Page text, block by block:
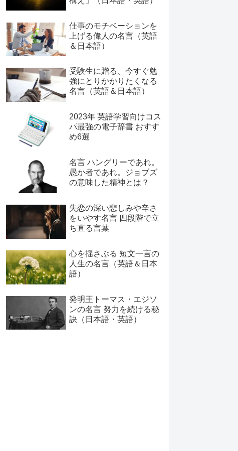
仕事のモチベーションを
上げる偉人の名言（英語
＆日本語）
受験生に贈る、今すぐ勉
強にとりかかりたくなる
名言（英語＆日本語）
2023年 英語学習向けコス
パ最強の電子辞書 おすす
め6選
名言 ハングリーであれ。
愚か者であれ。ジョブズ
の意味した精神とは？
失恋の深い悲しみや辛さ
をいやす名言 四段階で立
ち直る言葉
心を揺さぶる 短文一言の
人生の名言（英語＆日本
語）
発明王トーマス・エジソ
ンの名言 努力を続ける秘
訣（日本語・英語）